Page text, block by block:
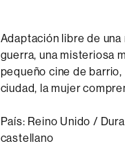
Adaptación libre de
guerra, una misteriosa
pequeño cine de
ciudad, la mujer
País: Reino Unido /
castellano